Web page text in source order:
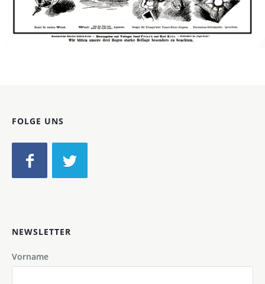
FOLGE UNS
NEWSLETTER
Vorname